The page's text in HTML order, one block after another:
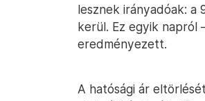
lesznek irányadóak: a
kerül. Ez egyik napról
eredményezett.
A hatósági ár